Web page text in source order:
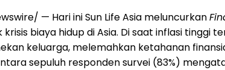
— Hari ini Sun Life Asia meluncurkan
biaya hidup di Asia. Di saat inflasi
keluarga, melemahkan ketahanan
sepuluh responden survei (83%)